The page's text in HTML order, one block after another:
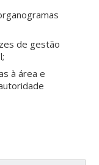
de gestão
à área e